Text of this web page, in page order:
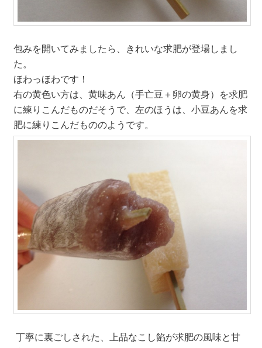
包みを開いてみましたら、きれいな求肥が登場しまし
た。
ほわっほわです！
右の黄色い方は、黄味あん（手亡豆＋卵の黄身）を求肥
に練りこんだものだそうで、左のほうは、小豆あんを求
肥に練りこんだもののようです。
丁寧に裏ごしされた、上品なこし餡が求肥の風味と甘